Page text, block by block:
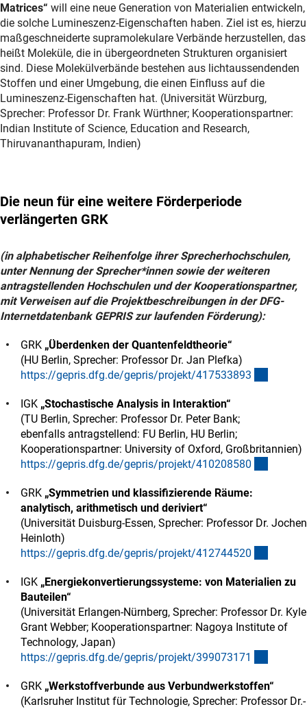
Matrices“ will eine neue Generation von Materialien entwickeln,
die solche Lumineszenz-Eigenschaften haben. Ziel ist es, hierzu
maßgeschneiderte supramolekulare Verbände herzustellen, das
heißt Moleküle, die in übergeordneten Strukturen organisiert
sind. Diese Molekülverbände bestehen aus lichtaussendenden
Stoffen und einer Umgebung, die einen Einfluss auf die
Lumineszenz-Eigenschaften hat. (Universität Würzburg,
Sprecher: Professor Dr. Frank Würthner; Kooperationspartner:
Indian Institute of Science, Education and Research,
Thiruvananthapuram, Indien)
Die neun für eine weitere Förderperiode
verlängerten GRK
(in alphabetischer Reihenfolge ihrer Sprecherhochschulen,
unter Nennung der Sprecher*innen sowie der weiteren
antragstellenden Hochschulen und der Kooperationspartner,
mit Verweisen auf die Projektbeschreibungen in der DFG-
Internetdatenbank GEPRIS zur laufenden Förderung):
GRK „Überdenken der Quantenfeldtheorie“
(HU Berlin, Sprecher: Professor Dr. Jan Plefka)
https://gepris.dfg.de/gepris/projekt/417533893
IGK „Stochastische Analysis in Interaktion“
(TU Berlin, Sprecher: Professor Dr. Peter Bank;
ebenfalls antragstellend: FU Berlin, HU Berlin;
Kooperationspartner: University of Oxford, Großbritannien)
https://gepris.dfg.de/gepris/projekt/410208580
GRK „Symmetrien und klassifizierende Räume:
analytisch, arithmetisch und deriviert“
(Universität Duisburg-Essen, Sprecher: Professor Dr. Jochen
Heinloth)
https://gepris.dfg.de/gepris/projekt/412744520
IGK „Energiekonvertierungssysteme: von Materialien zu
Bauteilen“
(Universität Erlangen-Nürnberg, Sprecher: Professor Dr. Kyle
Grant Webber; Kooperationspartner: Nagoya Institute of
Technology, Japan)
https://gepris.dfg.de/gepris/projekt/399073171
GRK „Werkstoffverbunde aus Verbundwerkstoffen“
(Karlsruher Institut für Technologie, Sprecher: Professor Dr.-